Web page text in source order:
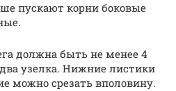
пускают корни боковые
должна быть не менее 4
узелка. Нижние листики
можно срезать вполовину.